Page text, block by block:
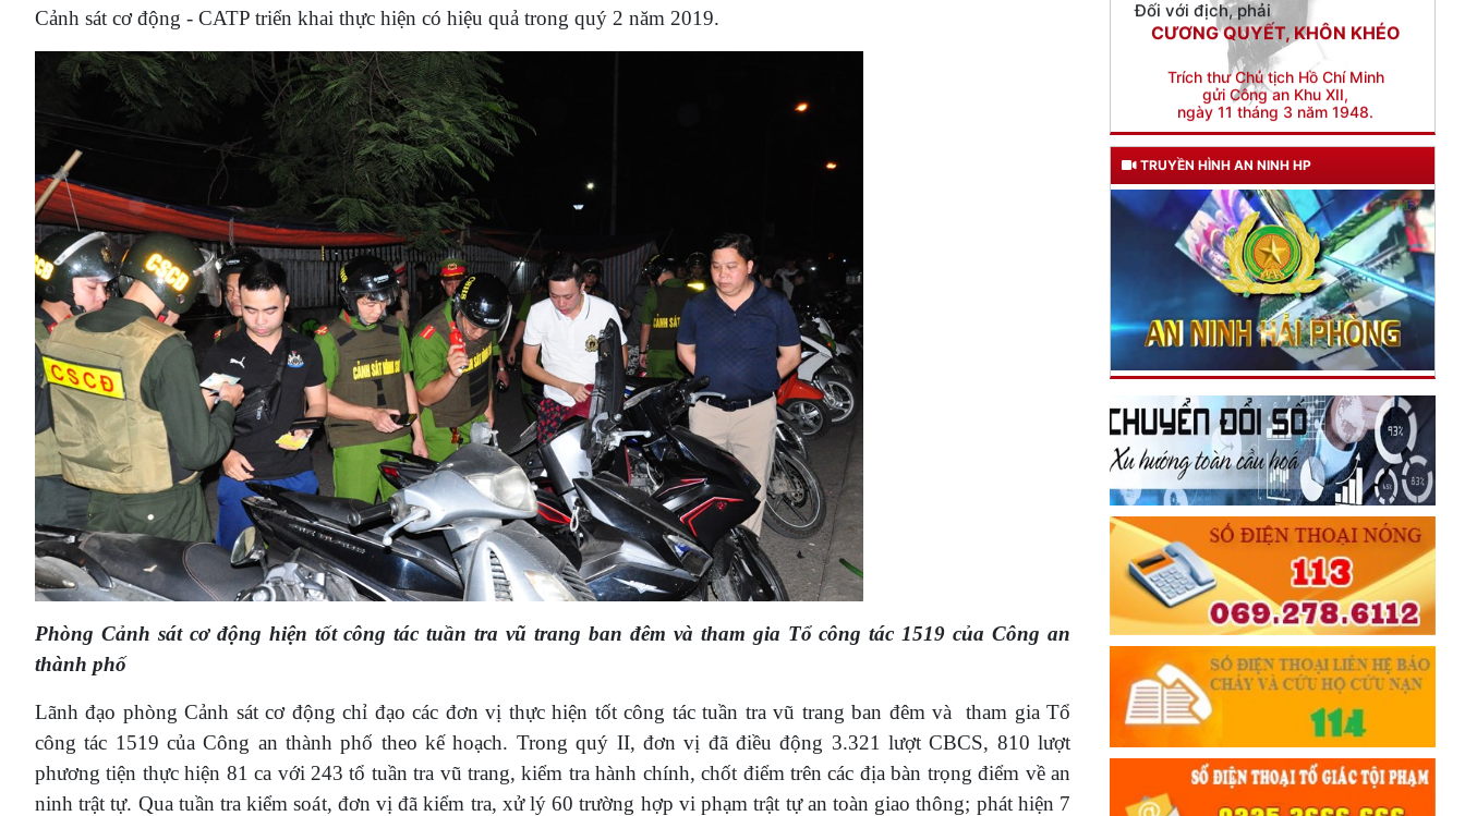
Cảnh sát cơ động - CATP triển khai thực hiện có hiệu quả trong quý 2 năm 2019.
Phòng Cảnh sát cơ động hiện tốt công tác tuần tra vũ trang ban đêm và tham gia Tổ công tác 1519 của Công an
thành phố
Lãnh đạo phòng Cảnh sát cơ động chỉ đạo các đơn vị thực hiện tốt công tác tuần tra vũ trang ban đêm và tham gia Tổ
công tác 1519 của Công an thành phố theo kế hoạch. Trong quý II, đơn vị đã điều động 3.321 lượt CBCS, 810 lượt
phương tiện thực hiện 81 ca với 243 tổ tuần tra vũ trang, kiểm tra hành chính, chốt điểm trên các địa bàn trọng điểm về an
ninh trật tự. Qua tuần tra kiểm soát, đơn vị đã kiểm tra, xử lý 60 trường hợp vi phạm trật tự an toàn giao thông; phát hiện 7
Trích thư Chủ tịch Hồ Chí Minh
gửi Công an Khu XII,
ngày 11 tháng 3 năm 1948.
TRUYỀN HÌNH AN NINH HP